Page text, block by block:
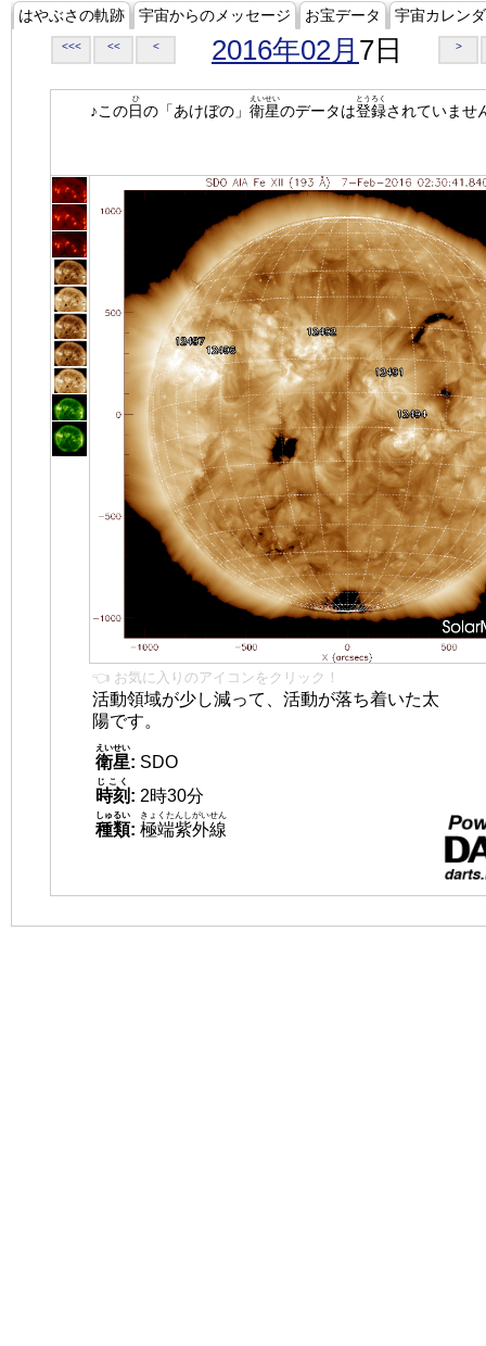
はやぶさの軌跡 宇宙からのメッセージ お宝データ 宇宙カレン
<<< << < 2016年02月 7日 >
♪この日
ひ
の「あけぼの」 衛星
えいせい
のデータは登録
とうろく
されていませ
👈 お気に入りのアイコンをクリック！
活動領域が少し減って、活動が落ち着いた太
陽です。
衛星
えいせい
: SDO
時刻
じこく
: 2時30分
種類
しゅるい
: 極端紫外線
きょくたんしがいせん